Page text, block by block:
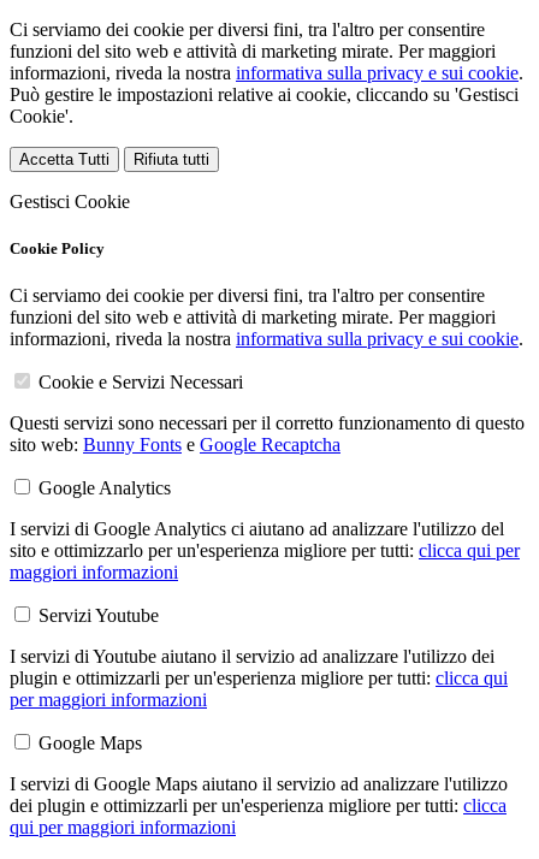
Ci serviamo dei cookie per diversi fini, tra l'altro per consentire
funzioni del sito web e attività di marketing mirate. Per maggiori
informazioni, riveda la nostra informativa sulla privacy e sui cookie.
Può gestire le impostazioni relative ai cookie, cliccando su 'Gestisci
Cookie'.
Accetta Tutti Rifiuta tutti
Gestisci Cookie
Cookie Policy
Ci serviamo dei cookie per diversi fini, tra l'altro per consentire
funzioni del sito web e attività di marketing mirate. Per maggiori
informazioni, riveda la nostra informativa sulla privacy e sui cookie.
Cookie e Servizi Necessari
Questi servizi sono necessari per il corretto funzionamento di questo
sito web: Bunny Fonts e Google Recaptcha
Google Analytics
I servizi di Google Analytics ci aiutano ad analizzare l'utilizzo del
sito e ottimizzarlo per un'esperienza migliore per tutti: clicca qui per
maggiori informazioni
Servizi Youtube
I servizi di Youtube aiutano il servizio ad analizzare l'utilizzo dei
plugin e ottimizzarli per un'esperienza migliore per tutti: clicca qui
per maggiori informazioni
Google Maps
I servizi di Google Maps aiutano il servizio ad analizzare l'utilizzo
dei plugin e ottimizzarli per un'esperienza migliore per tutti: clicca
qui per maggiori informazioni